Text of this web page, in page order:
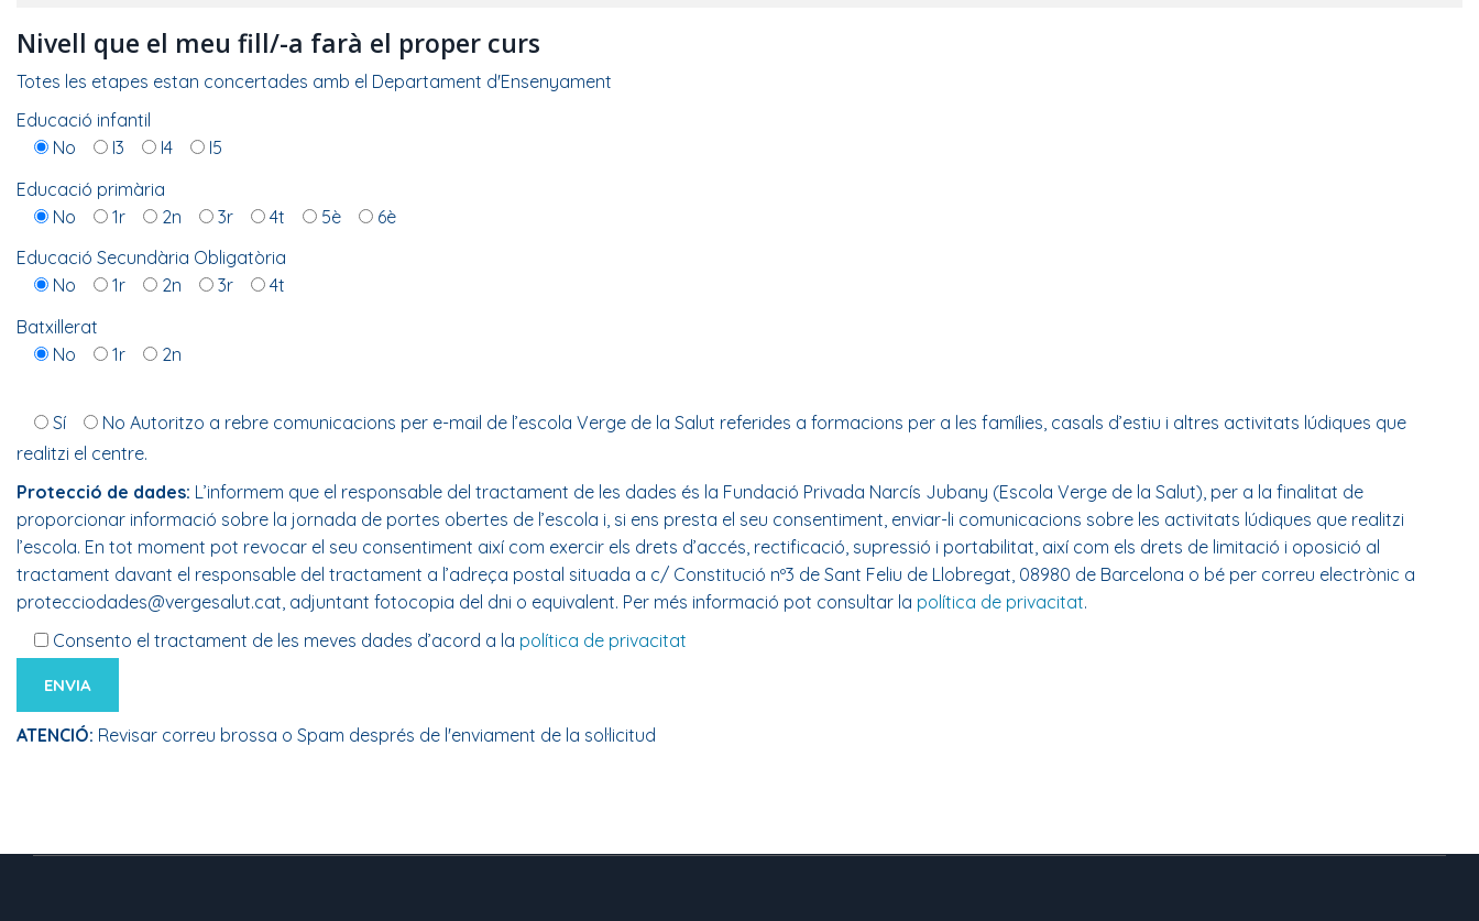
Nivell que el meu fill/-a farà el proper curs
Totes les etapes estan concertades amb el Departament d'Ensenyament
Educació infantil
No
I3 I4
I5
Educació primària
No
1r 2n 3r 4t 5è
6è
Educació Secundària Obligatòria
No
1r 2n 3r
4t
Batxillerat
No
1r 2n
Sí No Autoritzo a rebre comunicacions per e-mail de l’escola Verge de la Salut referides a formacions per a les famílies, casals d’estiu i altres activitats lúdiques que
realitzi el centre.
Protecció de dades: L’informem que el responsable del tractament de les dades és la Fundació Privada Narcís Jubany (Escola Verge de la Salut), per a la finalitat de
proporcionar informació sobre la jornada de portes obertes de l’escola i, si ens presta el seu consentiment, enviar-li comunicacions sobre les activitats lúdiques que realitzi
l’escola. En tot moment pot revocar el seu consentiment així com exercir els drets d’accés, rectificació, supressió i portabilitat, així com els drets de limitació i oposició al
tractament davant el responsable del tractament a l’adreça postal situada a c/ Constitució nº3 de Sant Feliu de Llobregat, 08980 de Barcelona o bé per correu electrònic a
protecciodades@vergesalut.cat, adjuntant fotocopia del dni o equivalent. Per més informació pot consultar la política de privacitat.
Consento el tractament de les meves dades d’acord a la política de privacitat
ATENCIÓ: Revisar correu brossa o Spam després de l'enviament de la sol·licitud